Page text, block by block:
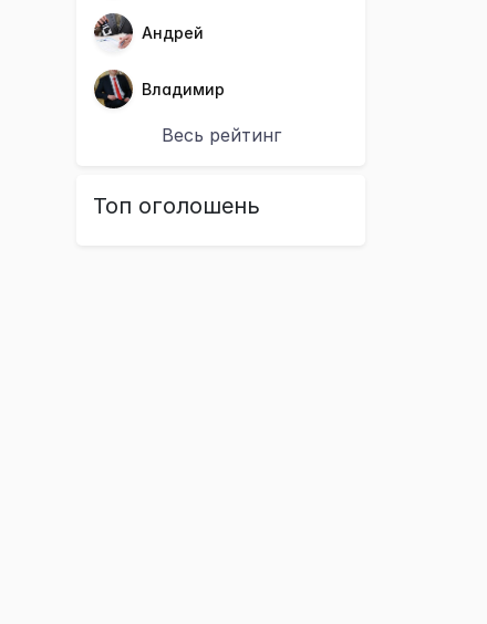
Андрей
Владимир
Весь рейтинг
Топ оголошень